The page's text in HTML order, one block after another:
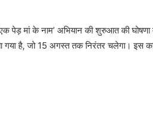
पेड़ मां के नाम’ अभियान की शुरुआत की
गया है, जो 15 अगस्त तक निरंतर चलेगा।